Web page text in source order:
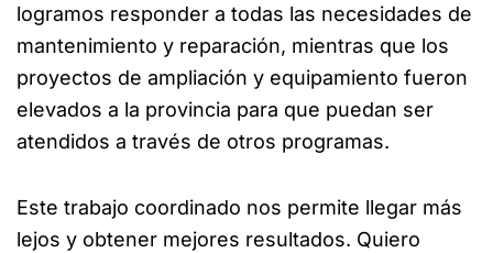
logramos responder a todas las necesidades de
mantenimiento y reparación, mientras que los
proyectos de ampliación y equipamiento fueron
elevados a la provincia para que puedan ser
atendidos a través de otros programas.
Este trabajo coordinado nos permite llegar más
lejos y obtener mejores resultados. Quiero